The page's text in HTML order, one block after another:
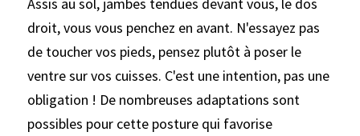
droit, vous vous penchez en avant. N'essayez pas
de toucher vos pieds, pensez plutôt à poser le
ventre sur vos cuisses. C'est une intention, pas une
obligation ! De nombreuses adaptations sont
possibles pour cette posture qui favorise